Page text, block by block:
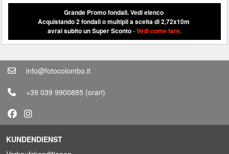
Grande Promo fondali.Vedi elenco
Acquistando 2 fondali o multipli a scelta di 2,72x10m
avrai subito un Super Sconto-Vedi come fare.
info@fotocolombo.it
+39 039 9900885 (orari)
KUNDENDIENST